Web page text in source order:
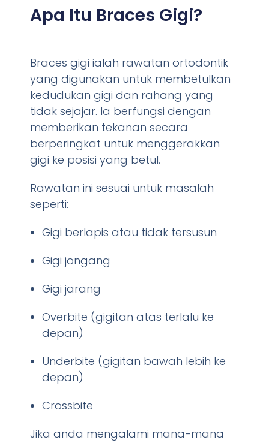
Apa Itu Braces Gigi?
Braces gigi ialah rawatan ortodontik
yang digunakan untuk membetulkan
kedudukan gigi dan rahang yang
tidak sejajar. Ia berfungsi dengan
memberikan tekanan secara
berperingkat untuk menggerakkan
gigi ke posisi yang betul.
Rawatan ini sesuai untuk masalah
seperti:
Gigi berlapis atau tidak tersusun
Gigi jongang
Gigi jarang
Overbite (gigitan atas terlalu ke
depan)
Underbite (gigitan bawah lebih ke
depan)
Crossbite
Jika anda mengalami mana-mana